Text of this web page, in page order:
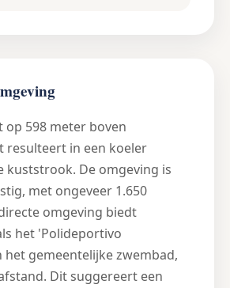
op 598 meter boven
resulteert in een koeler
kuststrook. De omgeving is
met ongeveer 1.650
omgeving biedt
het 'Polideportivo
het gemeentelijke zwembad,
Dit suggereert een